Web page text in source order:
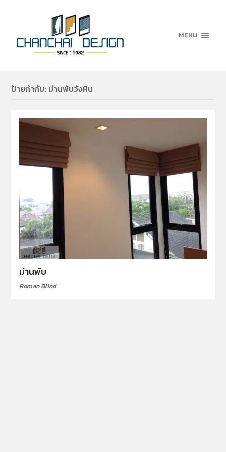
MENU
ป้ายกำกับ: ม่านพับวังหิน
ม่านพับ
Roman Blind